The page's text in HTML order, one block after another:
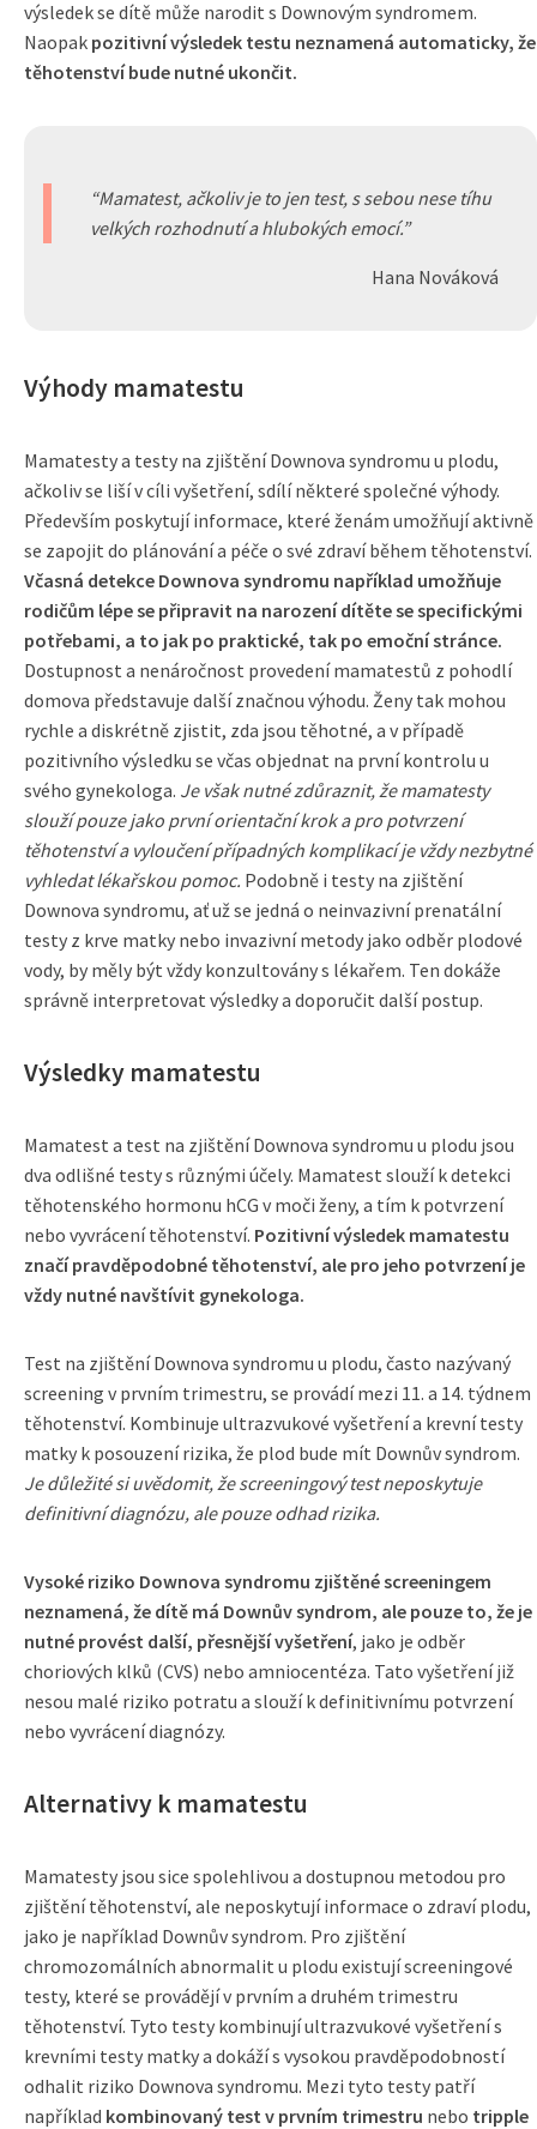
výsledek se dítě může narodit s Downovým syndromem.
Naopak pozitivní výsledek testu neznamená automaticky, že
těhotenství bude nutné ukončit.
Mamatest, ačkoliv je to jen test, s sebou nese tíhu
velkých rozhodnutí a hlubokých emocí.
Hana Nováková
Výhody mamatestu
Mamatesty a testy na zjištění Downova syndromu u plodu,
ačkoliv se liší v cíli vyšetření, sdílí některé společné výhody.
Především poskytují informace, které ženám umožňují aktivně
se zapojit do plánování a péče o své zdraví během těhotenství.
Včasná detekce Downova syndromu například umožňuje
rodičům lépe se připravit na narození dítěte se specifickými
potřebami, a to jak po praktické, tak po emoční stránce.
Dostupnost a nenáročnost provedení mamatestů z pohodlí
domova představuje další značnou výhodu. Ženy tak mohou
rychle a diskrétně zjistit, zda jsou těhotné, a v případě
pozitivního výsledku se včas objednat na první kontrolu u
svého gynekologa. Je však nutné zdůraznit, že mamatesty
slouží pouze jako první orientační krok a pro potvrzení
těhotenství a vyloučení případných komplikací je vždy nezbytné
vyhledat lékařskou pomoc. Podobně i testy na zjištění
Downova syndromu, ať už se jedná o neinvazivní prenatální
testy z krve matky nebo invazivní metody jako odběr plodové
vody, by měly být vždy konzultovány s lékařem. Ten dokáže
správně interpretovat výsledky a doporučit další postup.
Výsledky mamatestu
Mamatest a test na zjištění Downova syndromu u plodu jsou
dva odlišné testy s různými účely. Mamatest slouží k detekci
těhotenského hormonu hCG v moči ženy, a tím k potvrzení
nebo vyvrácení těhotenství. Pozitivní výsledek mamatestu
značí pravděpodobné těhotenství, ale pro jeho potvrzení je
vždy nutné navštívit gynekologa.
Test na zjištění Downova syndromu u plodu, často nazývaný
screening v prvním trimestru, se provádí mezi 11. a 14. týdnem
těhotenství. Kombinuje ultrazvukové vyšetření a krevní testy
matky k posouzení rizika, že plod bude mít Downův syndrom.
Je důležité si uvědomit, že screeningový test neposkytuje
definitivní diagnózu, ale pouze odhad rizika.
Vysoké riziko Downova syndromu zjištěné screeningem
neznamená, že dítě má Downův syndrom, ale pouze to, že je
nutné provést další, přesnější vyšetření, jako je odběr
choriových klků (CVS) nebo amniocentéza. Tato vyšetření již
nesou malé riziko potratu a slouží k definitivnímu potvrzení
nebo vyvrácení diagnózy.
Alternativy k mamatestu
Mamatesty jsou sice spolehlivou a dostupnou metodou pro
zjištění těhotenství, ale neposkytují informace o zdraví plodu,
jako je například Downův syndrom. Pro zjištění
chromozomálních abnormalit u plodu existují screeningové
testy, které se provádějí v prvním a druhém trimestru
těhotenství. Tyto testy kombinují ultrazvukové vyšetření s
krevními testy matky a dokáží s vysokou pravděpodobností
odhalit riziko Downova syndromu. Mezi tyto testy patří
například kombinovaný test v prvním trimestru nebo tripple